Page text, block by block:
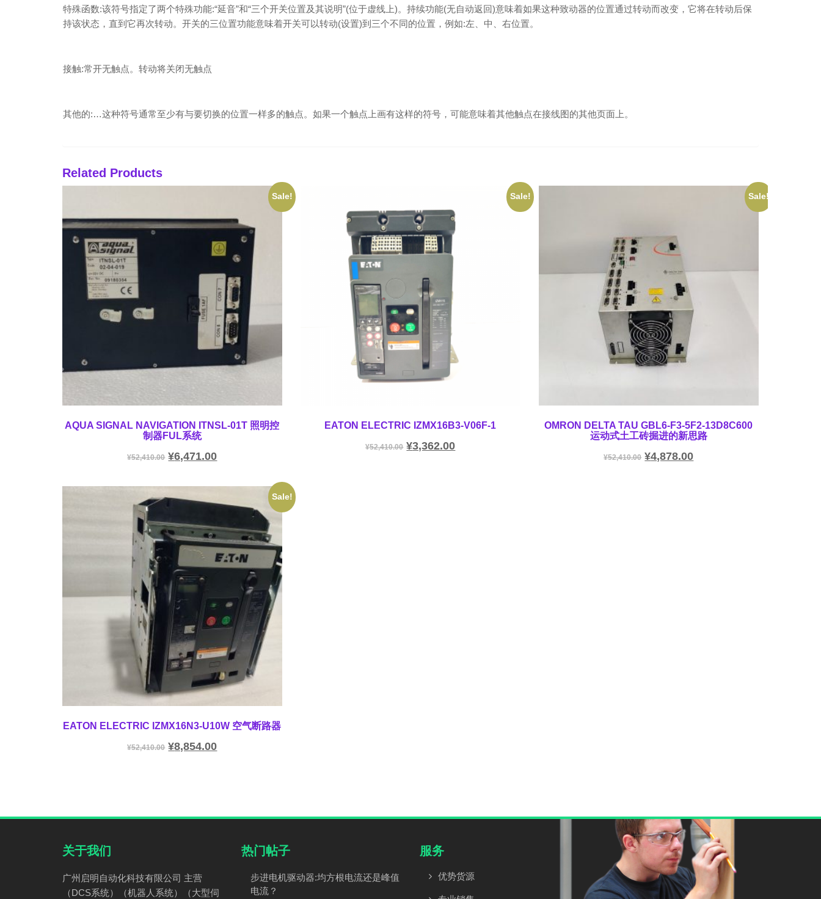
特殊函数:该符号指定了两个特殊功能:“延音”和“三个开关位置及其说明”(位于虚线上)。持续功能(无自动返回)意味着如果这种致动器的位置通过转动而改变，它将在转动后保
持该状态，直到它再次转动。开关的三位置功能意味着开关可以转动(设置)到三个不同的位置，例如:左、中、右位置。
接触:常开无触点。转动将关闭无触点
其他的:…这种符号通常至少有与要切换的位置一样多的触点。如果一个触点上画有这样的符号，可能意味着其他触点在接线图的其他页面上。
Related Products
Sale!
AQUA SIGNAL NAVIGATION ITNSL-01T 照明控
制器FUL系统
¥52,410.00 ¥6,471.00
Sale!
EATON ELECTRIC IZMX16B3-V06F-1
¥52,410.00 ¥3,362.00
Sale!
OMRON DELTA TAU GBL6-F3-5F2-13D8C600
运动式土工砖掘进的新思路
¥52,410.00 ¥4,878.00
Sale!
EATON ELECTRIC IZMX16N3-U10W 空气断路器
¥52,410.00 ¥8,854.00
关于我们
广州启明自动化科技有限公司 主营
（DCS系统）（机器人系统）（大型伺
热门帖子
步进电机驱动器:均方根电流还是峰值
电流？
服务
优势货源